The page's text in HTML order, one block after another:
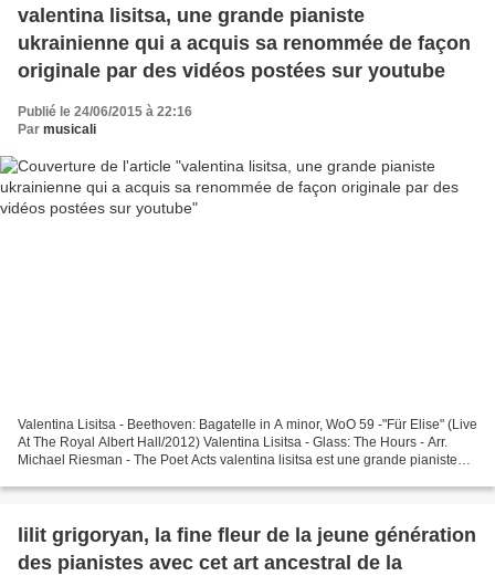
valentina lisitsa, une grande pianiste
ukrainienne qui a acquis sa renommée de façon
originale par des vidéos postées sur youtube
Publié le 24/06/2015 à 22:16
Par musicali
Valentina Lisitsa - Beethoven: Bagatelle in A minor, WoO 59 -"Für Elise" (Live
At The Royal Albert Hall/2012) Valentina Lisitsa - Glass: The Hours - Arr.
Michael Riesman - The Poet Acts valentina lisitsa est une grande pianiste
lilit grigoryan, la fine fleur de la jeune génération
des pianistes avec cet art ancestral de la